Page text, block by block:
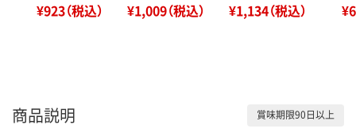
¥923（税込） ¥1,009（税込） ¥1,134（税込）
商品説明 賞味期限90日以上